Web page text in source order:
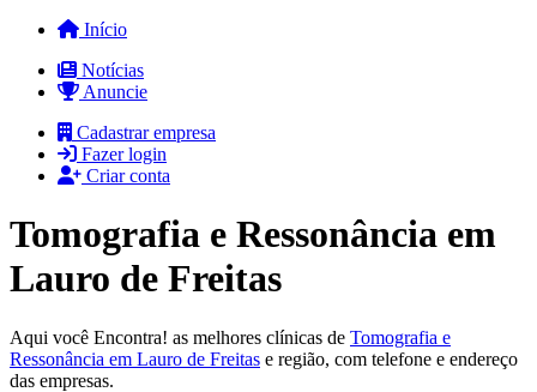
Início
Notícias
Anuncie
Cadastrar empresa
Fazer login
Criar conta
Tomografia e Ressonância em
Lauro de Freitas
Aqui você Encontra! as melhores clínicas de Tomografia e
Ressonância em Lauro de Freitas e região, com telefone e endereço
das empresas.